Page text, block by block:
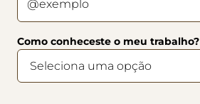
Como conheceste o meu trabalho?